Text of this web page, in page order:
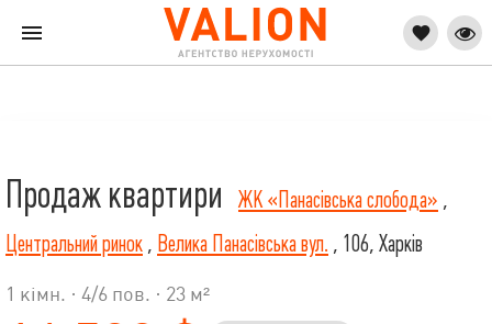
Продаж квартири ЖК «Панасівська слобода» ,
Центральний ринок , Велика Панасівська вул. , 106, Харків
1 кімн. · 4/6 пов. · 23 м²